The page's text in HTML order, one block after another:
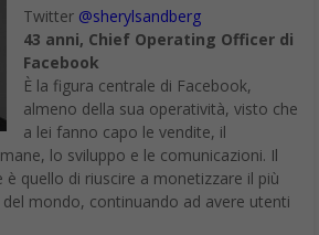
Twitter @sherylsandberg
43 anni, Chief Operating Officer di
Facebook
È la figura centrale di Facebook,
almeno della sua operatività, visto che
a lei fanno capo le vendite, il
lo sviluppo e le comunicazioni. Il
quello di riuscire a monetizzare il più
mondo, continuando ad avere utenti